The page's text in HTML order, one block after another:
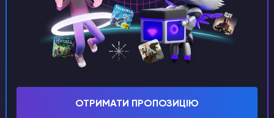
Модифікація встановлена!
Як увімкнути серверні "моди" на сервері?
"Host Game"
ОТРИМАТИ ПРОПОЗИЦІЮ